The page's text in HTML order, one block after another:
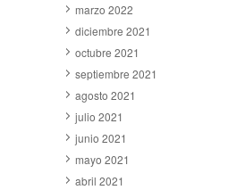
marzo 2022
diciembre 2021
octubre 2021
septiembre 2021
agosto 2021
julio 2021
junio 2021
mayo 2021
abril 2021